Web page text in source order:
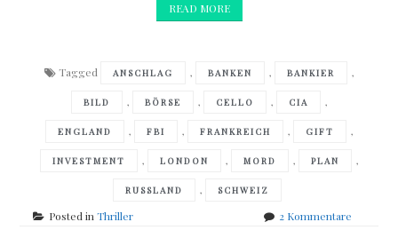
READ MORE
Tagged ANSCHLAG , BANKEN , BANKIER ,
BILD , BÖRSE , CELLO , CIA ,
ENGLAND , FBI , FRANKREICH , GIFT ,
INVESTMENT , LONDON , MORD , PLAN ,
RUSSLAND , SCHWEIZ
Posted inThriller 2 Kommentarezu